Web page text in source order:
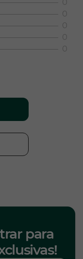
0
0
0
0
0
para